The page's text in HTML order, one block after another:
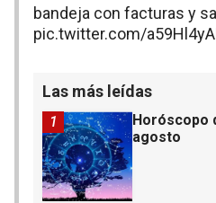
bandeja con facturas y
pic.twitter.com/
Las más leídas
Horóscopo
agosto
1